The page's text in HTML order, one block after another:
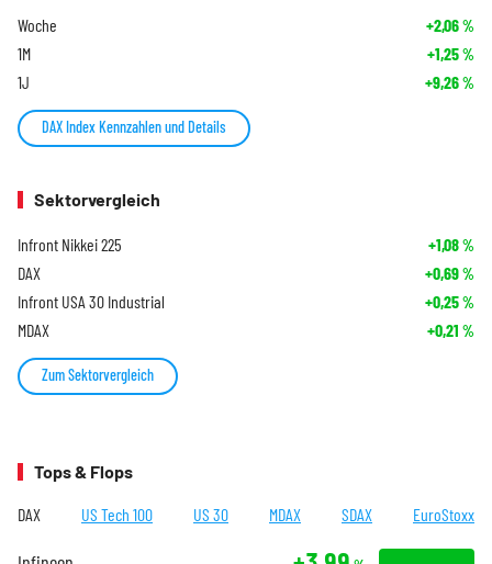
Woche +2,06%
1M +1,25%
1J +9,26%
DAX Index Kennzahlen und Details
Sektorvergleich
Infront Nikkei 225 +1,08%
DAX +0,69%
Infront USA 30 Industrial +0,25%
MDAX +0,21 %
Zum Sektorvergleich
Tops & Flops
DAX US Tech 100 US 30 MDAX SDAX EuroStoxx